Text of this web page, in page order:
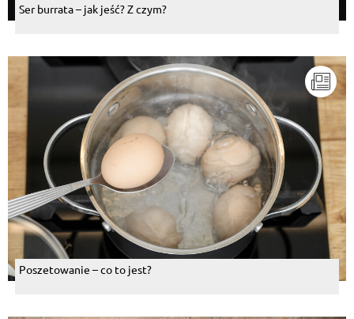
Ser burrata – jak jeść? Z czym?
Poszetowanie – co to jest?